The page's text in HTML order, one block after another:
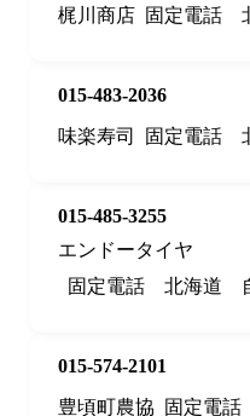
梶川商店 固定電話
015-483-2036
味楽寿司
固定電話
015-485-3255
エンドータイヤ
固定電話
北海道
015-574-2101
豊頃町農協
固定電話